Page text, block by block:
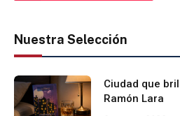
Nuestra Selección
Ciudad que
Ramón Lara